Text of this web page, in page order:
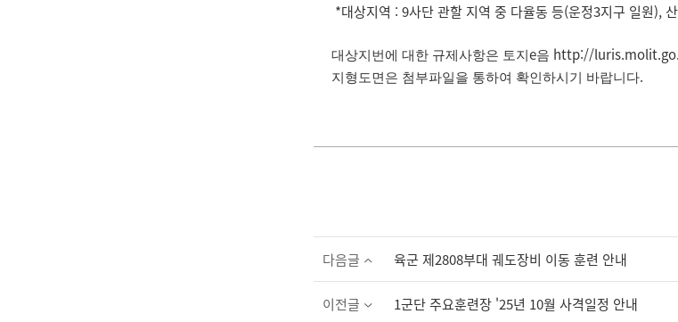
*대상지역 : 9사단 관할 지역 중 다율동 등(운정3지구 일원),
대상지번에 대한 규제사항은 토지 e음 http://
지형도면은 첨부파일을 통하여 확인하시기 바랍니다.
다음글 육군 제2808부대 궤도장비 이동 훈련 안내
이전글 1군단 주요훈련장 '25년 10월 사격일정 안내